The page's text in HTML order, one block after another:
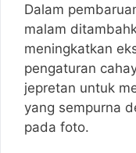
Dalam
malam
meningkatkan
pengaturan
jepretan untuk
yang sempurna
pada foto.